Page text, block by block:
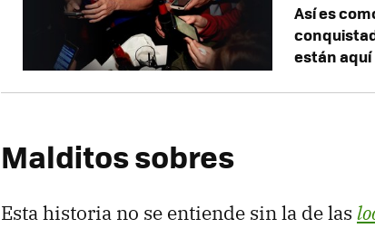
Así es
están aquí
Malditos sobres
Esta historia no se entiende sin la de las